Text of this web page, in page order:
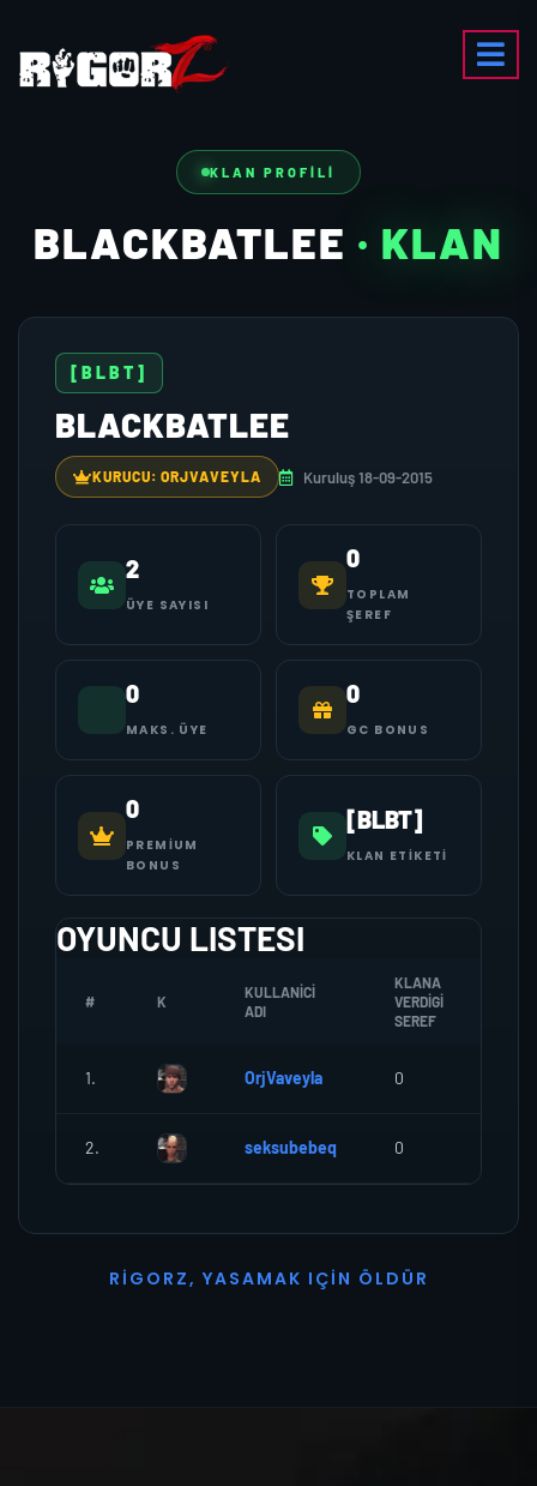
KLAN PROFILI
BLACKBATLEE · KLAN
[BLBT]
BLACKBATLEE
KURUCU: ORJVAVEYLA Kuruluş 18-09-2015
2
ÜYE SAYISI
0
TOPLAM
ŞEREF
0
MAKS. ÜYE
0
GC BONUS
0
PREMIUM
BONUS
[BLBT]
KLAN ETIKETI
OYUNCU LISTESI
# K
KULLANICI
ADI
KLANA
VERDIGI
SEREF
1. OrjVaveyla 0
2. seksubebeq 0
R I G O R Z, YASAMAK I ÇI N Ö L D Ü R